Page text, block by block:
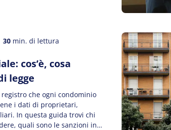
30 min. di lettura
cos’è, cosa
legge
registro che ogni condominio
i dati di proprietari,
In questa guida trovi chi
quali sono le sanzioni in